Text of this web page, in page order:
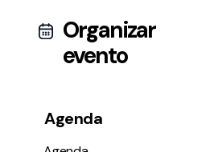
Organizar
evento
Agenda